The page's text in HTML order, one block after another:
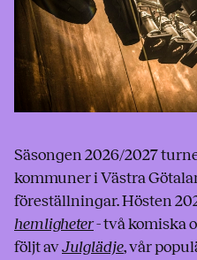
Säsongen 2026/2027
kommuner i Västra
föreställningar. Hösten
hemligheter- två komiska
följt avJulglädje, vår